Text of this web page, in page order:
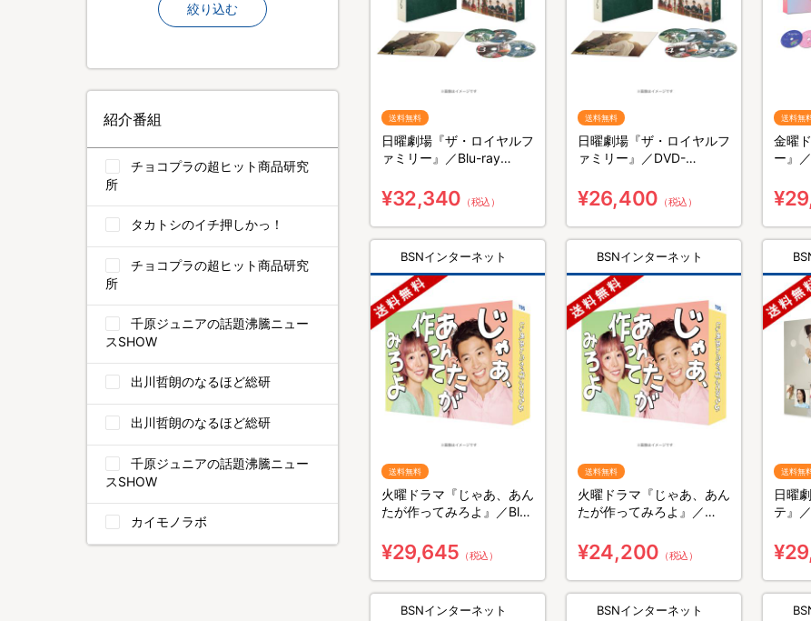
送料無料
日曜劇場『ザ・ロイヤルフ
ァミリー』／Blu-ray
¥32,340 （税込）
送料無料
日曜劇場『ザ・ロイヤルフ
ァミリー』／DVD-
¥26,400 （税込）
送料無
金曜
ー』
BSNインターネット
送料無料
火曜ドラマ『じゃあ、あん
たが作ってみろよ』／Blu-
組）
¥29,645 （税込）
BSNインターネット
送料無料
火曜ドラマ『じゃあ、あん
たが作ってみろよ』／
枚組）
¥24,200 （税込）
送料無
日曜
テ』
BSNインターネット BSNインターネット
絞り込む
紹介番組
チョコプラの超ヒット商品研究
所
タカトシのイチ押しかっ！
チョコプラの超ヒット商品研究
所
千原ジュニアの話題沸騰ニュー
スSHOW
出川哲朗のなるほど総研
出川哲朗のなるほど総研
千原ジュニアの話題沸騰ニュー
スSHOW
カイモノラボ